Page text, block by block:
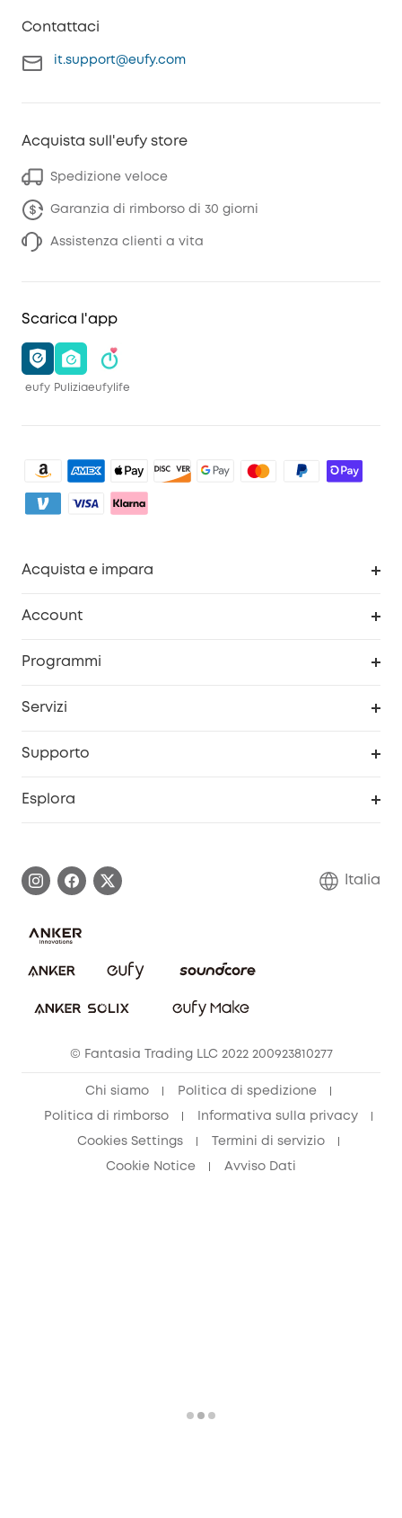
Contattaci
it.support@eufy.com
Acquista sull'eufy store
Spedizione veloce
Garanzia di rimborso di 30 giorni
Assistenza clienti a vita
Scarica l'app
eufy Puliziaeufylife
Acquista e impara
Account
Programmi
Servizi
Supporto
Annulla ordine
Esplora
Contattaci
Italia
© Fantasia Trading LLC 2022 200923810277
Chi siamo Politica di spedizione
Politica di rimborso Informativa sulla privacy
Cookies Settings Termini di servizio
Cookie Notice Avviso Dati